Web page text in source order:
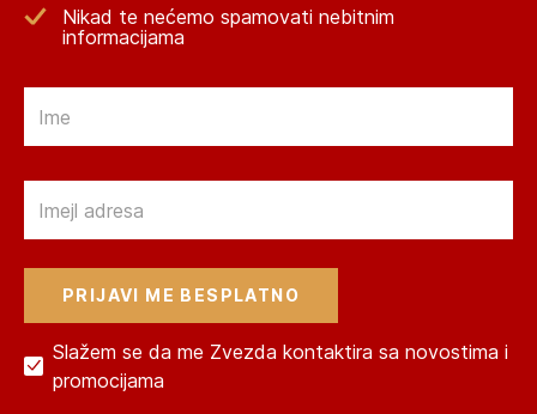
Nikad te nećemo spamovati nebitnim
informacijama
Slažem se da me Zvezda kontaktira sa novostima i
promocijama